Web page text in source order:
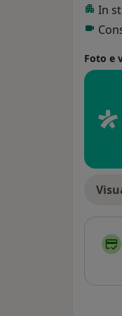
In
Foto e